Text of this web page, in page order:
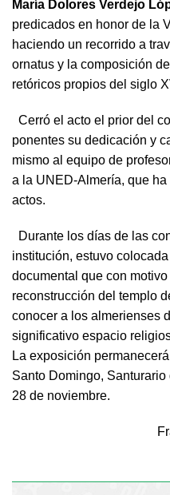
María Dolores Verdejo
predicados en honor de la
haciendo un recorrido a
ornatus y la composición
retóricos propios del siglo
Cerró el acto el prior del
ponentes su dedicación y
mismo al equipo de
a la UNED-Almería, que
actos.
Durante los días de las
institución, estuvo
documental que con
reconstrucción del templo
conocer a los almerienses
significativo espacio
La exposición
Santo Domingo, Santurario
28 de noviembre.